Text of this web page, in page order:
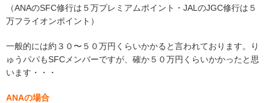
（ANAのSFC修行は５万プレミアムポイント・JALのJGC修行は５
万フライオンポイント）
一般的には約３０〜５０万円くらいかかると言われております。り
ゅうパパもSFCメンバーですが、確か５０万円くらいかかったと思
います・・・
ANAの場合